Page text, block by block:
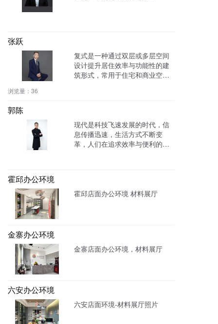
张跃
复式是一种通过双层或多层空间
设计提升居住效率与功能性的建
筑形式，常用于住宅和商业空
浏览量： 36
郭陈
现代是科技飞速发展的时代，信
息传播迅速，生活方式不断变
革，人们在追求效率与便利的同
霍邱办公环境
霍邱店面办公环境 材料展厅
金寨办公环境
金寨店面办公环境，材料展厅
六安办公环境
六安店面环境-材料展厅照片